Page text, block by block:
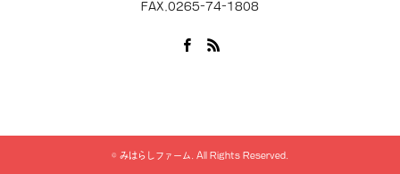
FAX.0265-74-1808
© みはらしファーム . All Rights Reserved.